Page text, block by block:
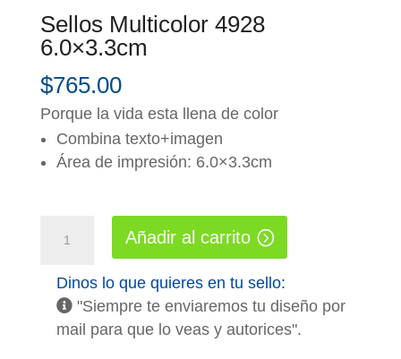
Sellos Multicolor 4928
6.0×3.3cm
$765.00
Porque la vida esta llena de color
Combina texto+imagen
Área de impresión: 6.0×3.3cm
4928
6.0x3.3cm
cantidad
Añadir al carrito
Dinos lo que quieres en tu sello:
"Siempre te enviaremos tu diseño por
mail para que lo veas y autorices".